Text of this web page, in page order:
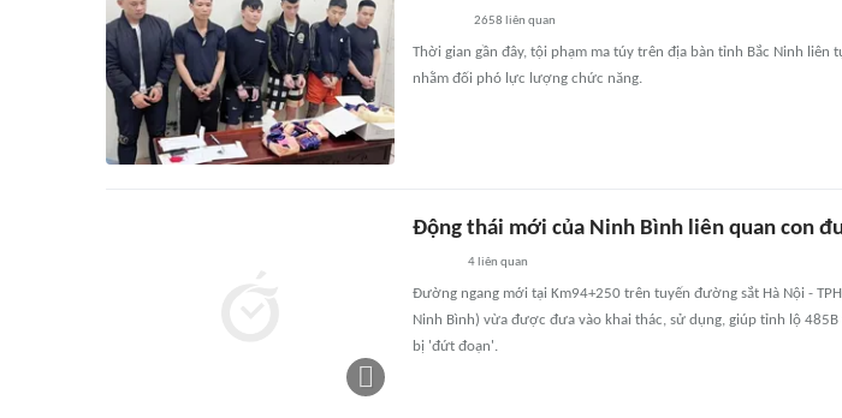
2658 liên quan
Thời gian gần đây, tội phạm ma túy trên địa bàn tỉnh Bắc Ninh liên
nhằm đối phó lực lượng chức năng.
Động thái mới của Ninh Bình liên quan con
4liên quan
Đường ngang mới tại Km94+250 trên tuyến đường sắt Hà Nội -
Ninh Bình) vừa được đưa vào khai thác, sử dụng, giúp tỉnh lộ
bị 'đứt đoạn'.